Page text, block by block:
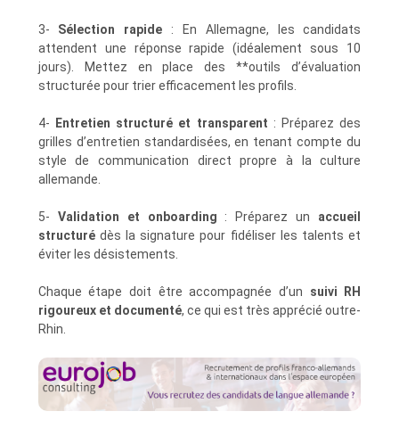
3- Sélection rapide : En Allemagne, les candidats
attendent une réponse rapide (idéalement sous 10
jours). Mettez en place des **outils d’évaluation
structurée pour trier efficacement les profils.
4- Entretien structuré et transparent : Préparez des
grilles d’entretien standardisées, en tenant compte du
style de communication direct propre à la culture
allemande.
5- Validation et onboarding : Préparez un accueil
structurédès la signature pour fidéliser les talents et
éviter les désistements.
Chaque étape doit être accompagnée d’un suivi RH
rigoureux et documenté, ce qui est très apprécié outre-
Rhin.